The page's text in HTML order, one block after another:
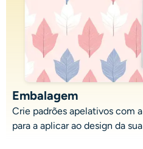
Embalagem
Crie padrões apelativos com
para a aplicar ao design da